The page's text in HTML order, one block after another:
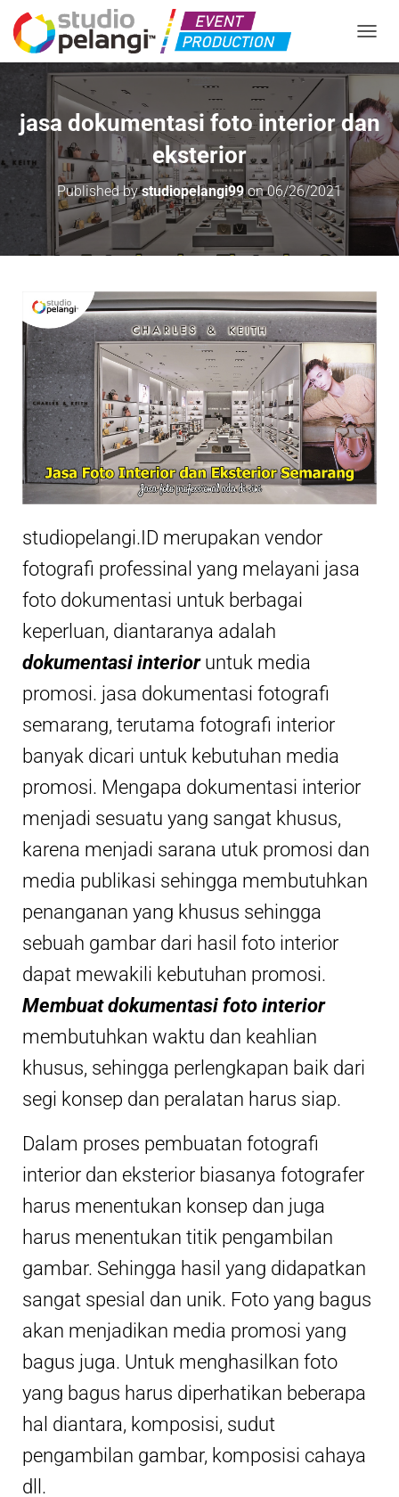
jasa dokumentasi foto interior dan
eksterior
Published bystudiopelangi99on06/26/2021
studiopelangi.ID merupakan vendor
fotografi professinal yang melayani jasa
foto dokumentasi untuk berbagai
keperluan, diantaranya adalah
dokumentasi interior untuk media
promosi. jasa dokumentasi fotografi
semarang, terutama fotografi interior
banyak dicari untuk kebutuhan media
promosi. Mengapa dokumentasi interior
menjadi sesuatu yang sangat khusus,
karena menjadi sarana utuk promosi dan
media publikasi sehingga membutuhkan
penanganan yang khusus sehingga
sebuah gambar dari hasil foto interior
dapat mewakili kebutuhan promosi.
Membuat dokumentasi foto interior
membutuhkan waktu dan keahlian
khusus, sehingga perlengkapan baik dari
segi konsep dan peralatan harus siap.
Dalam proses pembuatan fotografi
interior dan eksterior biasanya fotografer
harus menentukan konsep dan juga
harus menentukan titik pengambilan
gambar. Sehingga hasil yang didapatkan
sangat spesial dan unik. Foto yang bagus
akan menjadikan media promosi yang
bagus juga. Untuk menghasilkan foto
yang bagus harus diperhatikan beberapa
hal diantara, komposisi, sudut
pengambilan gambar, komposisi cahaya
dll.